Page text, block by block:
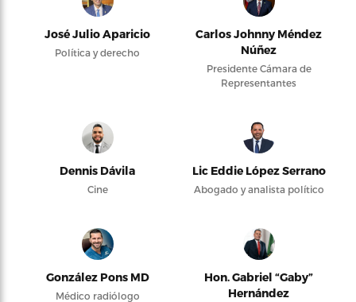
José Julio Aparicio
Política y derecho
Carlos Johnny Méndez
Núñez
Presidente Cámara de
Representantes
Dennis Dávila
Cine
Lic Eddie López Serrano
Abogado y analista político
González Pons MD
Médico radiólogo
Hon. Gabriel “Gaby”
Hernández